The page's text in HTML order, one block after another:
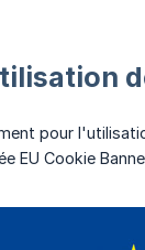
pour
EU Cookie